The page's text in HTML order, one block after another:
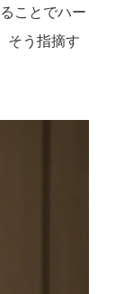
ことでハー
そう指摘す